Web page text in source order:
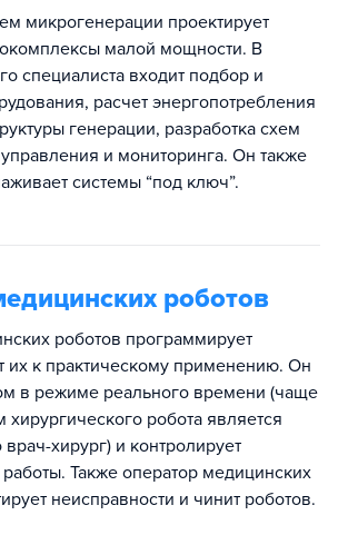
микрогенерации проектирует
малой мощности. В
специалиста входит подбор и
расчет энергопотребления
генерации, разработка схем
и мониторинга. Он также
системы “под ключ”.
роботов
роботов программирует
их к практическому применению. Он
в режиме реального времени (чаще
хирургического робота является
хирург) и контролирует
работы. Также оператор медицинских
неисправности и чинит роботов.